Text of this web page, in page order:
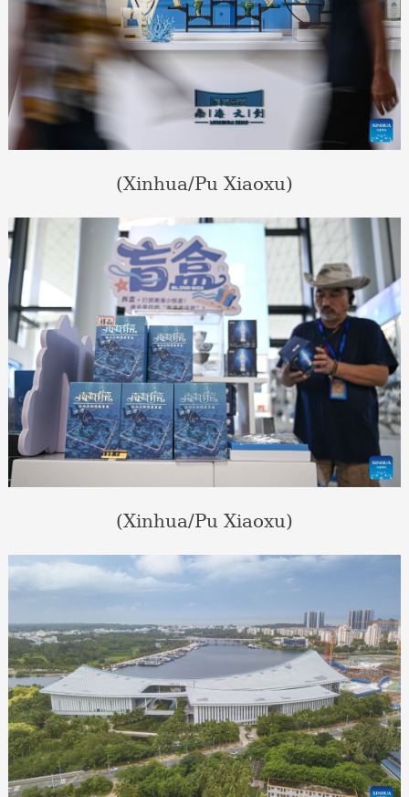
(Xinhua/Pu Xiaoxu)
(Xinhua/Pu Xiaoxu)